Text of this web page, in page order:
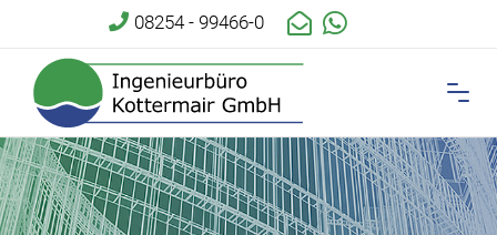
08254 - 99466-0